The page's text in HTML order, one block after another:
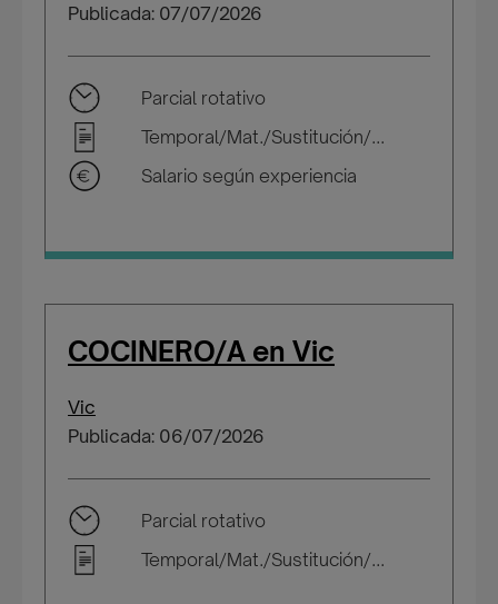
Publicada: 07/07/2026
Parcial rotativo
Temporal/Mat./Sustitución/...
Salario según experiencia
COCINERO/A en Vic
Vic
Publicada: 06/07/2026
Parcial rotativo
Temporal/Mat./Sustitución/...